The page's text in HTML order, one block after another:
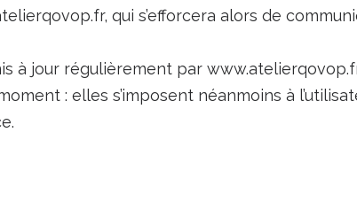
qui s’efforcera alors de
à jour régulièrement par
: elles s’imposent néanmoins à